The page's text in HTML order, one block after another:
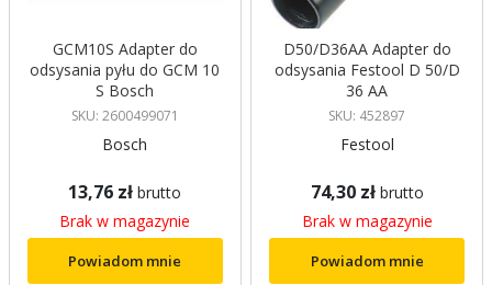
GCM10S Adapter do
odsysania pyłu do GCM 10
S Bosch
SKU: 2600499071
Bosch
13,76 zł brutto
Brak w magazynie
Powiadom mnie
D50/D36AA Adapter do
odsysania Festool D 50/D
36 AA
SKU: 452897
Festool
74,30 zł brutto
Brak w magazynie
Powiadom mnie